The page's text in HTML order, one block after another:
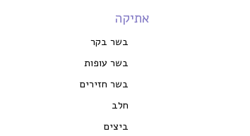
אתיקה
בשר בקר
בשר עופות
בשר חזירים
חלב
ביצים